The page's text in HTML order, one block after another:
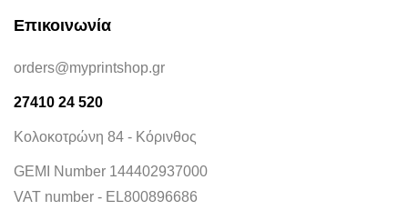
Επικοινωνία
orders@myprintshop.gr
27410 24 520
Κολοκοτρώνη 84 - Κόρινθος
GEMI Number 144402937000
VAT number - EL800896686